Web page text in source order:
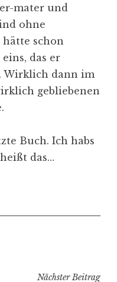
mater und
ohne
schon
das er
Wirklich dann im
gebliebenen
Buch. Ich habs
das…
Nächster Beitrag